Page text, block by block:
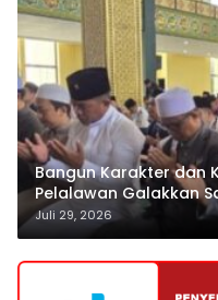
Bangun Karakter dan
Pelalawan Galakkan
Juli 29, 2026